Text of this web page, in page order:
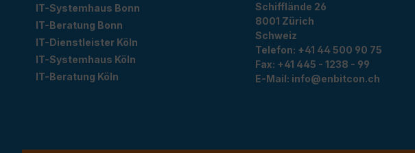
IT-Systemhaus Bonn
IT-Beratung Bonn
IT-Dienstleister Köln
IT-Systemhaus Köln
IT-Beratung Köln
Schifflände 26
8001 Zürich
Schweiz
Telefon: +41 44 500 90 75
Fax: +41 445 - 1238 - 99
E-Mail: info@enbitcon.ch